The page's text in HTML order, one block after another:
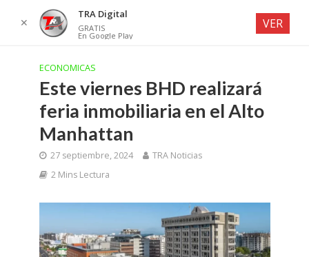
ECONOMICAS
Este viernes BHD realizará
feria inmobiliaria en el Alto
Manhattan
27 septiembre, 2024
TRA Noticias
2 Mins Lectura
✕
TRA Digital
GRATIS
En Google Play
VER